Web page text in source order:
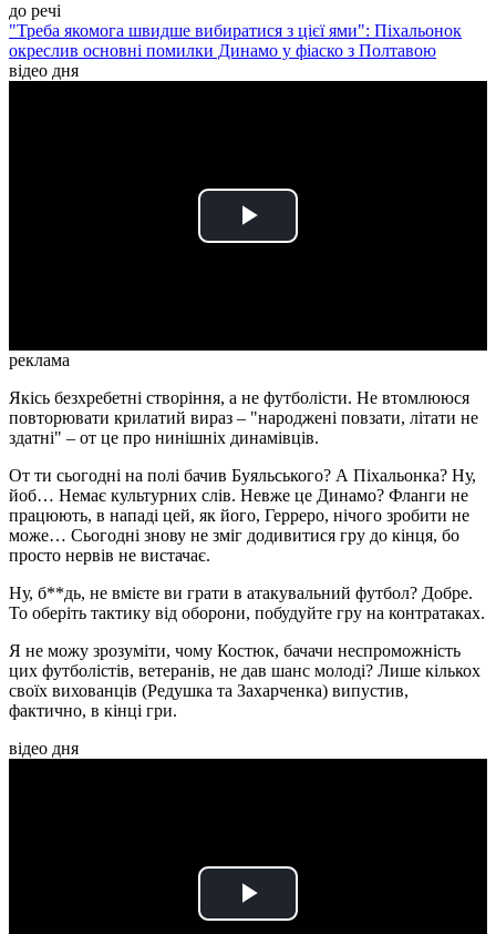
до речі
"Треба якомога швидше вибиратися з цієї ями": Піхальонок
окреслив основні помилки Динамо у фіаско з Полтавою
відео дня
Play
реклама
Якісь безхребетні створіння, а не футболісти. Не втомлююся
повторювати крилатий вираз – "народжені повзати, літати не
здатні" – от це про нинішніх динамівців.
От ти сьогодні на полі бачив Буяльського? А Піхальонка? Ну,
йоб… Немає культурних слів. Невже це Динамо? Фланги не
працюють, в нападі цей, як його, Герреро, нічого зробити не
може… Сьогодні знову не зміг додивитися гру до кінця, бо
просто нервів не вистачає.
Ну, б**дь, не вмієте ви грати в атакувальний футбол? Добре.
То оберіть тактику від оборони, побудуйте гру на контратаках.
Я не можу зрозуміти, чому Костюк, бачачи неспроможність
цих футболістів, ветеранів, не дав шанс молоді? Лише кількох
своїх вихованців (Редушка та Захарченка) випустив,
фактично, в кінці гри.
відео дня
Play